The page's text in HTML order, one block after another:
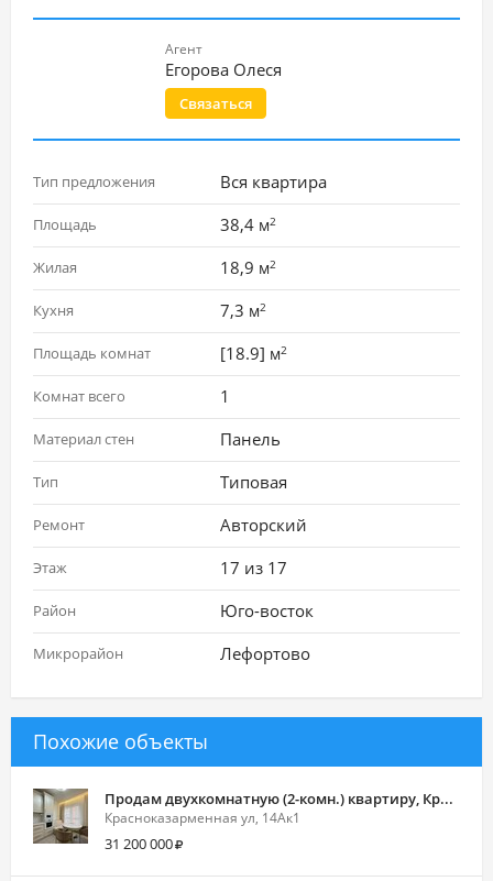
Агент
Егорова Олеся
Связаться
Тип предложения Вся квартира
Площадь 38,4 м2
Жилая 18,9 м2
Кухня 7,3 м2
Площадь комнат [18.9] м2
Комнат всего 1
Материал стен Панель
Тип Типовая
Ремонт Авторский
Этаж 17 из 17
Район Юго-восток
Микрорайон Лефортово
Похожие объекты
Продам двухкомнатную (2-комн.) квартиру, Красноказарменная ул, 14Ак1, Москва г
Красноказарменная ул, 14Ак1
31 200 000